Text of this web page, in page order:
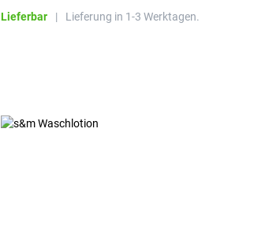
Lieferbar | Lieferung in 1-3 Werktagen.